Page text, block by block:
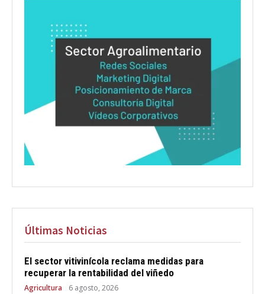
Últimas Noticias
El sector vitivinícola reclama medidas para
recuperar la rentabilidad del viñedo
Agricultura 6 agosto, 2026